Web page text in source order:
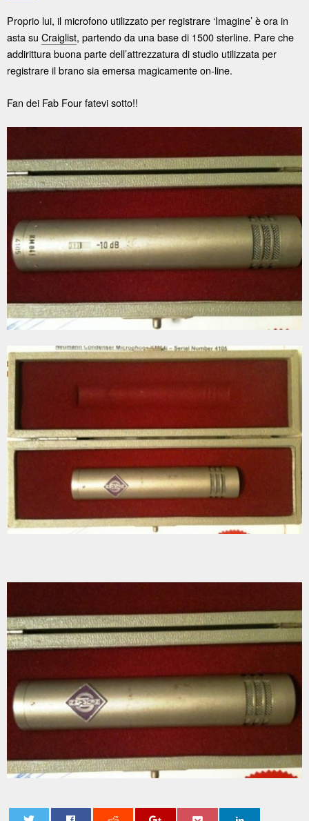
Proprio lui, il microfono utilizzato per registrare ‘Imagine’ è ora in
asta su Craiglist, partendo da una base di 1500 sterline. Pare che
addirittura buona parte dell’attrezzatura di studio utilizzata per
registrare il brano sia emersa magicamente on-line.
Fan dei Fab Four fatevi sotto!!